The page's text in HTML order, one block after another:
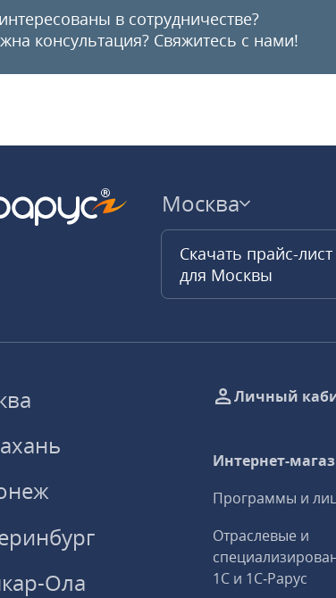
в сотрудничестве?
консультация? Свяжитесь с нами!
Москва
Скачать прайс-лист
для Москвы
Ола
Личный
Интернет-
Программы и
Отраслевые и
1С и 1С‑Рарус